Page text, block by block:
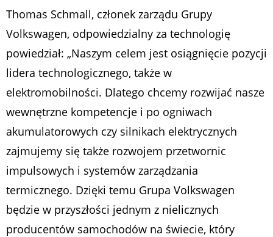
Thomas Schmall, członek zarządu Grupy
Volkswagen, odpowiedzialny za technologię
powiedział: „Naszym celem jest osiągnięcie pozycji
lidera technologicznego, także w
elektromobilności. Dlatego chcemy rozwijać nasze
wewnętrzne kompetencje i po ogniwach
akumulatorowych czy silnikach elektrycznych
zajmujemy się także rozwojem przetwornic
impulsowych i systemów zarządzania
termicznego. Dzięki temu Grupa Volkswagen
będzie w przyszłości jednym z nielicznych
producentów samochodów na świecie, który